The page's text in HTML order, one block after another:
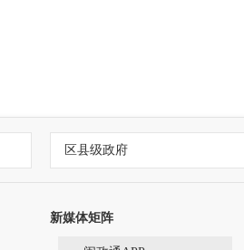
区县级政府
新媒体矩阵